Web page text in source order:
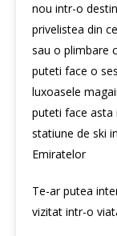
nou intr-o
privelistea din
sau o plimbare
puteti face o
luxoasele
puteti face asta
statiune de ski
Emiratelor
Te-ar putea
vizitat intr-o